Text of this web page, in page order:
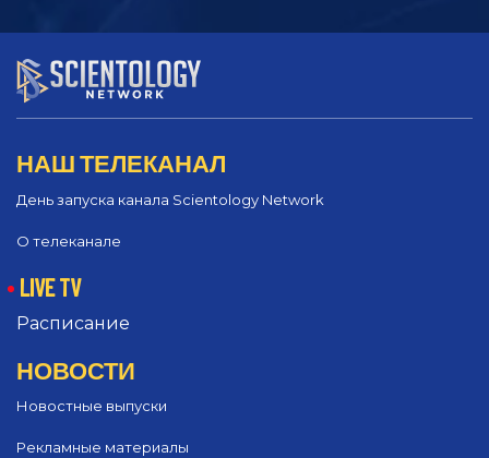
НАШ ТЕЛЕКАНАЛ
День запуска канала Scientology Network
О телеканале
LIVE TV
Расписание
НОВОСТИ
Новостные выпуски
Рекламные материалы